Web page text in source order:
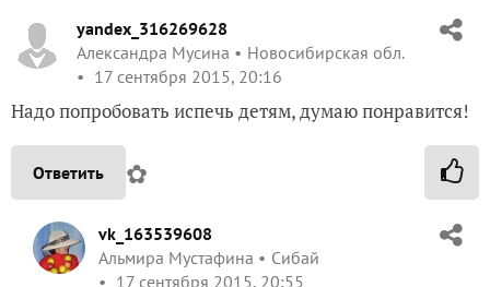
yandex_316269628
Александра Мусина
Новосибирская обл.
17 сентября 2015, 20:16
Надо попробовать испечь детям, думаю понравится!
Ответить ✿
vk_163539608
Альмира Мустафина
Сибай
17 сентября 2015, 20:55